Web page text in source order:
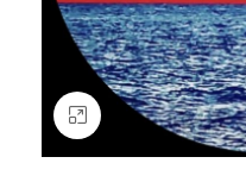
Clic para ampliar